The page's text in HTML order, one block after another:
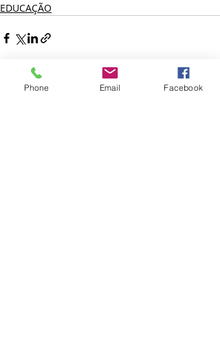
EDUCAÇÃO
Phone Email Facebook